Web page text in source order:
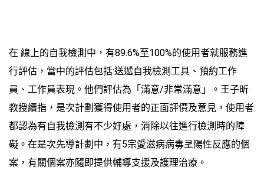
在 線上的自我檢測中，有89.6%至100%的使用者就服務進
行評估，當中的評估包括:送遞自我檢測工具、預約工作
員、工作員表現。他們評估為「滿意/非常滿意」。王子昕
教授續指，是次計劃獲得使用者的正面評價及意見，使用者
都認為有自我檢測有不少好處，消除以往進行檢測時的障
礙。在是次先導計劃中，有5宗愛滋病病毒呈陽性反應的個
案，有關個案亦隨即提供輔導支援及護理治療。